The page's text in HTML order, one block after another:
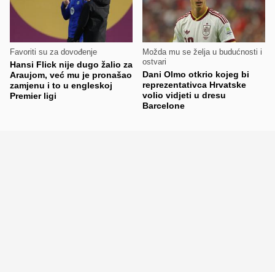
Favoriti su za dovođenje
Hansi Flick nije dugo žalio za
Araujom, već mu je pronašao
zamjenu i to u engleskoj
Premier ligi
Možda mu se želja u budućnosti i
ostvari
Dani Olmo otkrio kojeg bi
reprezentativca Hrvatske
volio vidjeti u dresu
Barcelone